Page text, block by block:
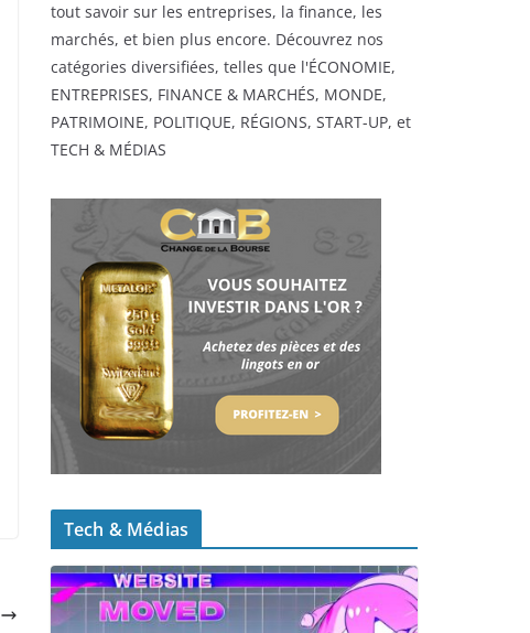
tout savoir sur les entreprises, la finance, les
marchés, et bien plus encore. Découvrez nos
catégories diversifiées, telles que l'ÉCONOMIE,
ENTREPRISES, FINANCE & MARCHÉS, MONDE,
PATRIMOINE, POLITIQUE, RÉGIONS, START-UP, et
TECH & MÉDIAS
Tech & Médias